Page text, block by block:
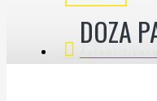
DOZA